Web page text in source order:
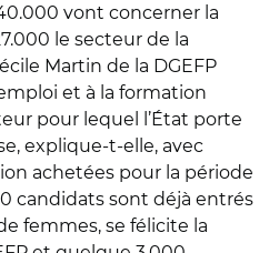
vont concerner la
le secteur de la
Martin de la DGEFP
et à la formation
pour lequel l’État porte
explique-t-elle, avec
achetées pour la période
candidats sont déjà entrés
femmes, se félicite la